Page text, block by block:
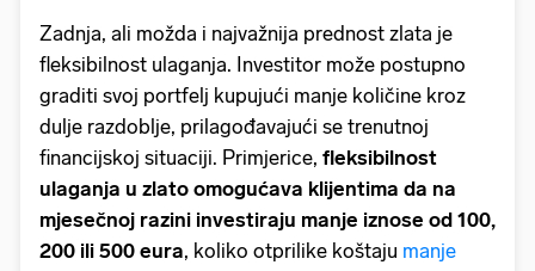
Zadnja, ali možda i najvažnija prednost zlata je
fleksibilnost ulaganja. Investitor može postupno
graditi svoj portfelj kupujući manje količine kroz
dulje razdoblje, prilagođavajući se trenutnoj
financijskoj situaciji. Primjerice, fleksibilnost
ulaganja u zlato omogućava klijentima da na
mjesečnoj razini investiraju manje iznose od 100,
200 ili 500 eura, koliko otprilike koštaju manje